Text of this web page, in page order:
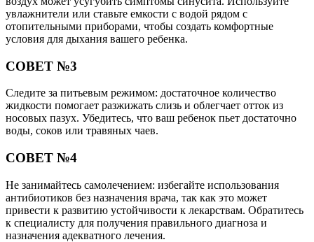
увлажнители или ставьте емкости с водой рядом с
отопительными приборами, чтобы создать комфортные
условия для дыхания вашего ребенка.
СОВЕТ №3
Следите за питьевым режимом: достаточное количество
жидкости помогает разжижать слизь и облегчает отток из
носовых пазух. Убедитесь, что ваш ребенок пьет достаточно
воды, соков или травяных чаев.
СОВЕТ №4
Не занимайтесь самолечением: избегайте использования
антибиотиков без назначения врача, так как это может
привести к развитию устойчивости к лекарствам. Обратитесь
к специалисту для получения правильного диагноза и
назначения адекватного лечения.